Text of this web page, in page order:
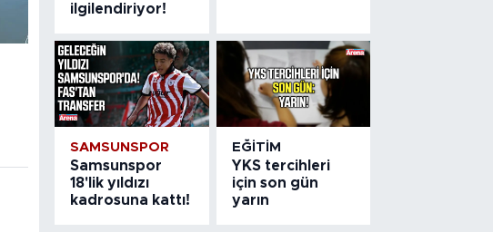
ilgilendiriyor!
SAMSUNSPOR
Samsunspor
18'lik yıldızı
kadrosuna kattı!
EĞITIM
YKS tercihleri
için son gün
yarın